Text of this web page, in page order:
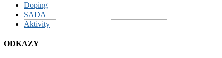
Doping
SADA
Aktivity
ODKAZY